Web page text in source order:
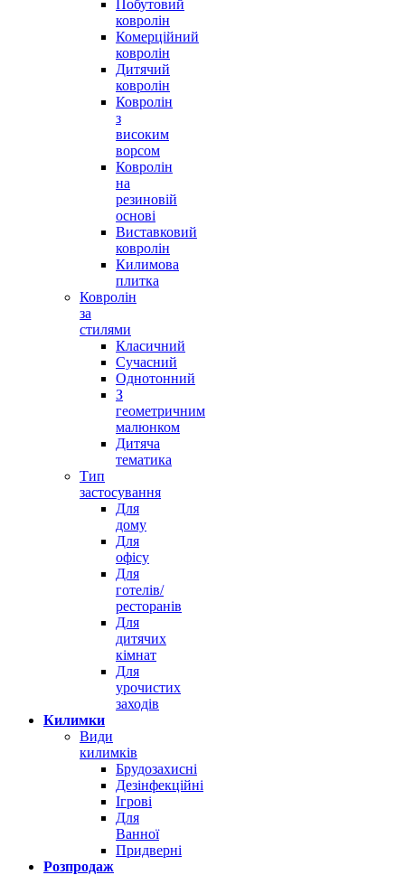
Побутовий
ковролін
Комерційний
ковролін
Дитячий
ковролін
Ковролін
з
високим
ворсом
Ковролін
на
резиновій
основі
Виставковий
ковролін
Килимова
плитка
Ковролін
за
стилями
Класичний
Сучасний
Однотонний
З
геометричним
малюнком
Дитяча
тематика
Тип
застосування
Для
дому
Для
офісу
Для
готелів/
ресторанів
Для
дитячих
кімнат
Для
урочистих
заходів
Килимки
Види
килимків
Брудозахисні
Дезінфекційні
Ігрові
Для
Ванної
Придверні
Розпродаж